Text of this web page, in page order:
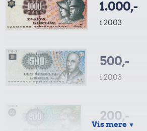
1.000,-
i 2003
500,-
i 2003
200,-
Vis mere ▼